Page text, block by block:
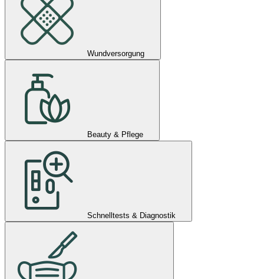
Wundversorgung
Beauty & Pflege
Schnelltests & Diagnostik